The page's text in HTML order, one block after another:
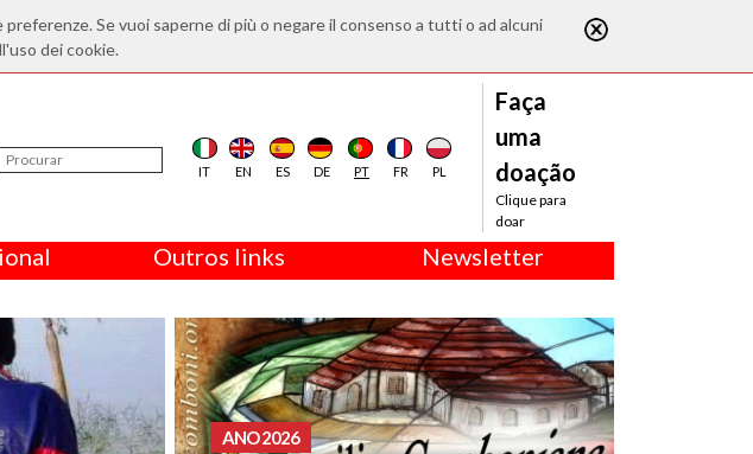
Se vuoi saperne di più o negare il consenso a tutti o ad alcuni
dei cookie.
IT EN ES DE PT FR PL
Faça
uma
doação
Clique para
doar
Outros links Newsletter
ANO 2026